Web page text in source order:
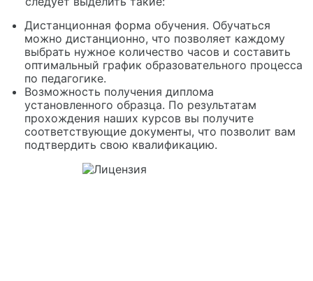
Дистанционная форма обучения. Обучаться
можно дистанционно, что позволяет каждому
выбрать нужное количество часов и составить
оптимальный график образовательного процесса
по педагогике.
Возможность получения диплома
установленного образца. По результатам
прохождения наших курсов вы получите
соответствующие документы, что позволит вам
подтвердить свою квалификацию.